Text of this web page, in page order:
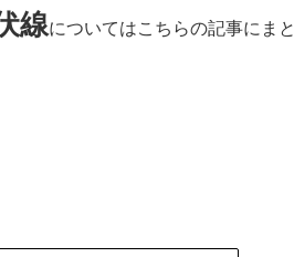
線についてはこちらの記事にまと